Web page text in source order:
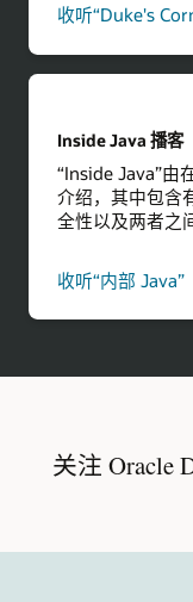
收听“Duke's
Inside Java 播客
“Inside Java”由
介绍，其中包含
全性以及两者之
收听“内部 Java”播
关注 Oracle